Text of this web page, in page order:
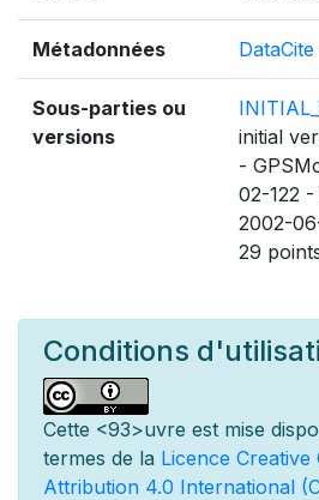
Métadonnées DataCite
Sous-parties ou
versions
initial
-
02-122
2002-
29
Conditions
Cette <93>uvre est mise
termes de la Licence Creative
Attribution 4.0 International